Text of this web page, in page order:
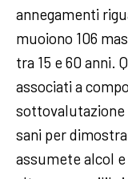
annegamenti
muoiono 106
tra 15 e 60 anni.
associati a
sottovalutazione
sani per
assumete alcol